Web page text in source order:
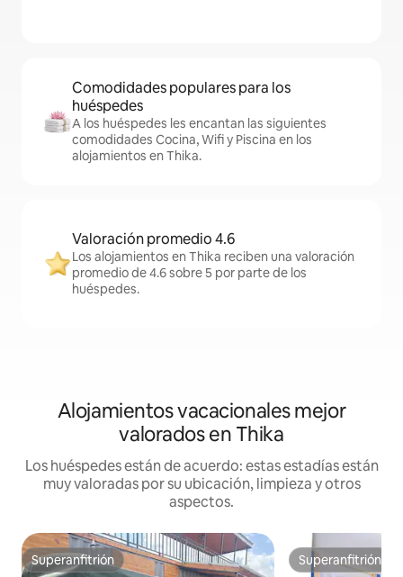
Comodidades populares para los
huéspedes
A los huéspedes les encantan las siguientes
comodidades Cocina, Wifi y Piscina en los
alojamientos en Thika.
Valoración promedio 4.6
Los alojamientos en Thika reciben una valoración
promedio de 4.6 sobre 5 por parte de los
huéspedes.
Alojamientos vacacionales mejor
valorados en Thika
Los huéspedes están de acuerdo: estas estadías están
muy valoradas por su ubicación, limpieza y otros
aspectos.
Superanfitrión
Superanfitrión Superanfitrión
Superanfitrión